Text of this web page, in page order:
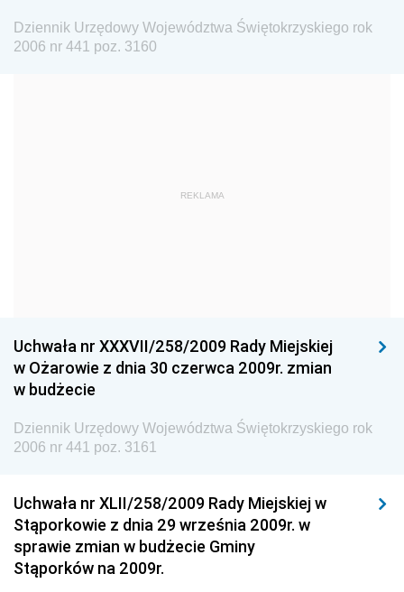
Dziennik Urzędowy Ministra Edukacji Narodowej
Dziennik Urzędowy Ministra Gospodarki Morskiej
Dziennik Urzędowy Ministra Kultury i Dziedzictwa
Dziennik Urzędowy Ministra Pracy i Polityki
Społecznej
Dziennik Urzędowy Urzędu Lotnictwa Cywilnego
Dziennik Urzędowy Ministerstwa Hutnictwa i
Przemysłu Maszynowego
Dziennik Urzędowy Ministerstwa Zdrowia i Opieki
Społecznej
Dziennik Urzędowy Województwa Świętokrzyskiego rok
2006 nr 441 poz. 3160
REKLAMA
Uchwała nr XXXVII/258/2009 Rady Miejskiej
w Ożarowie z dnia 30 czerwca 2009r. zmian
w budżecie
Dziennik Urzędowy Województwa Świętokrzyskiego rok
2006 nr 441 poz. 3161
Uchwała nr XLII/258/2009 Rady Miejskiej w
Stąporkowie z dnia 29 września 2009r. w
sprawie zmian w budżecie Gminy
Stąporków na 2009r.